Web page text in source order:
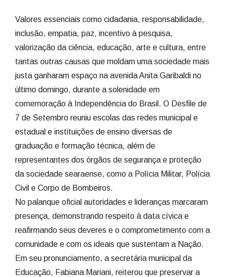
Valores essenciais como cidadania, responsabilidade,
inclusão, empatia, paz, incentivo à pesquisa,
valorização da ciência, educação, arte e cultura, entre
tantas outras causas que moldam uma sociedade mais
justa ganharam espaço na avenida Anita Garibaldi no
último domingo, durante a solenidade em
comemoração à Independência do Brasil. O Desfile de
7 de Setembro reuniu escolas das redes municipal e
estadual e instituições de ensino diversas de
graduação e formação técnica, além de
representantes dos órgãos de segurança e proteção
da sociedade searaense, como a Polícia Militar, Polícia
Civil e Corpo de Bombeiros.
No palanque oficial autoridades e lideranças marcaram
presença, demonstrando respeito à data cívica e
reafirmando seus deveres e o comprometimento com a
comunidade e com os ideais que sustentam a Nação.
Em seu pronunciamento, a secretária municipal da
Educação, Fabiana Mariani, reiterou que preservar a